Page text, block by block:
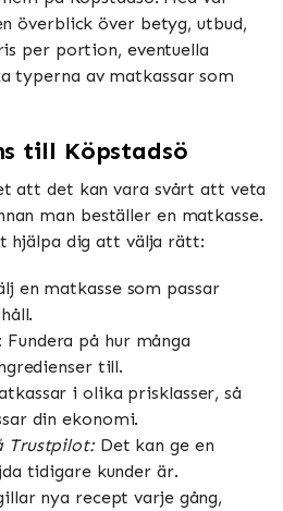
överblick över betyg, utbud,
per portion, eventuella
typerna av matkassar som
till Köpstadsö
att det kan vara svårt att veta
man beställer en matkasse.
hjälpa dig att välja rätt:
en matkasse som passar
Fundera på hur många
till.
i olika prisklasser, så
din ekonomi.
Trustpilot:Det kan ge en
tidigare kunder är.
nya recept varje gång,